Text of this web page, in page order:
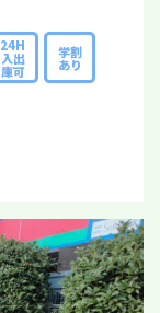
24H
入出
庫可
学割
あり